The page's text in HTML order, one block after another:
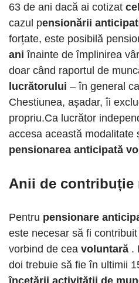
63 de ani dacă ai cotizat
cazul pensionării
forțate, este posibilă
ani înainte de împlinirea
doar când raportul de
lucrătorului – în general
Chestiunea, așadar, îi
propriu.Ca lucrător
accesa această modalitate
pensionarea anticipată
Anii de contribuție
Pentru pensionare
este necesar să fi contribuit
vorbind de cea voluntară .
doi trebuie să fie în ultimii
încetării activității de